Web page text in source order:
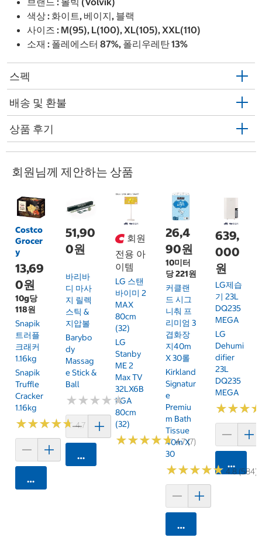
색상 : 화이트, 베이지, 블랙
사이즈 : M(95), L(100), XL(105), XXL(110)
소재 : 폴레에스터 87%, 폴리우레탄 13%
스펙
배송 및 환불
상품 후기
회원님께 제안하는 상품
Costco
Grocer
y
13,69
0원
10g당
118원
Snapik
트러플
크래커
1.16kg
Snapik
Truffle
Cracker
1.16kg
★★★★★
★★★★★4.7 (159)
카트에 담기
51,90
0원
바리바
디 마사
지 릴렉
스틱 &
지압볼
Barybo
Dy
Massag
E Stick &
Ball
★★★★★
★★★★★
카트에 담기
회원
전용 아
이템
LG 스탠
바이미 2
MAX
80cm
(32)
LG
Stanby
ME 2
Max TV
32LX6B
KGA
80cm
(32)
★★★★★
★★★★★4.7 (7)
26,4
90원
10미터
당 221원
커클랜
드 시그
니춰 프
리미엄 3
겹화장
지40m
X 30롤
Kirkland
Signatur
E
Premiu
M Bath
Tissue
40m X
30
★★★★★
★★★★★ 4.8 (584)
카트에 담기
639,
000
원
LG제습
기 23L
DQ235
MEGA
LG
Dehumi
Difier
23L
DQ235
MEGA
★★★
★★★
카트에